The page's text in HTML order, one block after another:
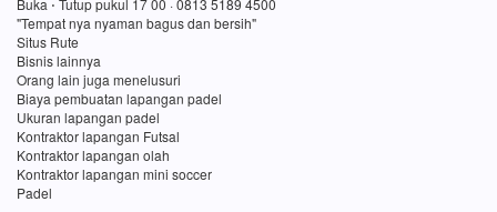
Buka ⋅ Tutup pukul 17 00 · 0813 5189 4500
"Tempat nya nyaman bagus dan bersih"
Situs Rute
Bisnis lainnya
Orang lain juga menelusuri
Biaya pembuatan lapangan padel
Ukuran lapangan padel
Kontraktor lapangan Futsal
Kontraktor lapangan olah
Kontraktor lapangan mini soccer
Padel